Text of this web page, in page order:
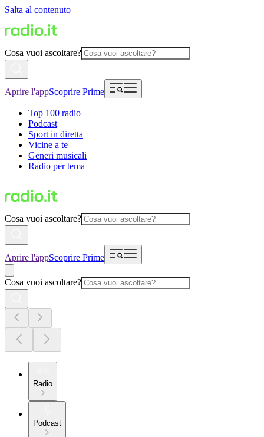
Salta al contenuto
Cosa vuoi ascoltare?
Aprire l'appScoprire Prime
Top 100 radio
Podcast
Sport in diretta
Vicine a te
Generi musicali
Radio per tema
Cosa vuoi ascoltare?
Aprire l'appScoprire Prime
Cosa vuoi ascoltare?
Radio
Podcast